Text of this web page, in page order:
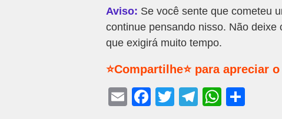
Aviso: Se você sente que cometeu
continue pensando nisso. Não
que exigirá muito tempo.
⭐Compartilhe⭐ para apreciar
E
F
T
T
W